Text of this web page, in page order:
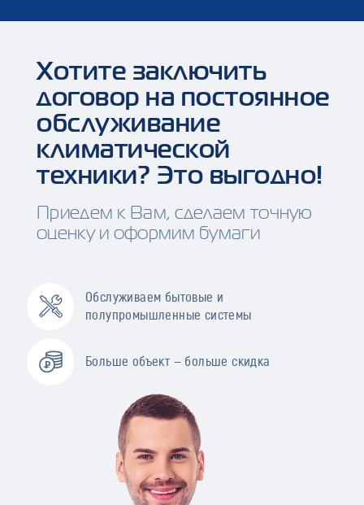
Хотите заключить
договор на постоянное
обслуживание
климатической
техники? Это выгодно!
Приедем к Вам, сделаем точную
оценку и оформим бумаги
Обслуживаем бытовые и
полупромышленные системы
Больше объект — больше скидка